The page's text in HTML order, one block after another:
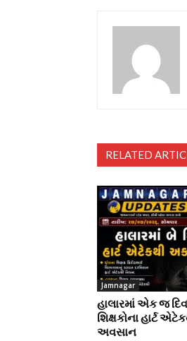
RELATED
Jamnagar
હાલારમાં એક જ
શિક્ષકોના હાર્ટ
અવસાન